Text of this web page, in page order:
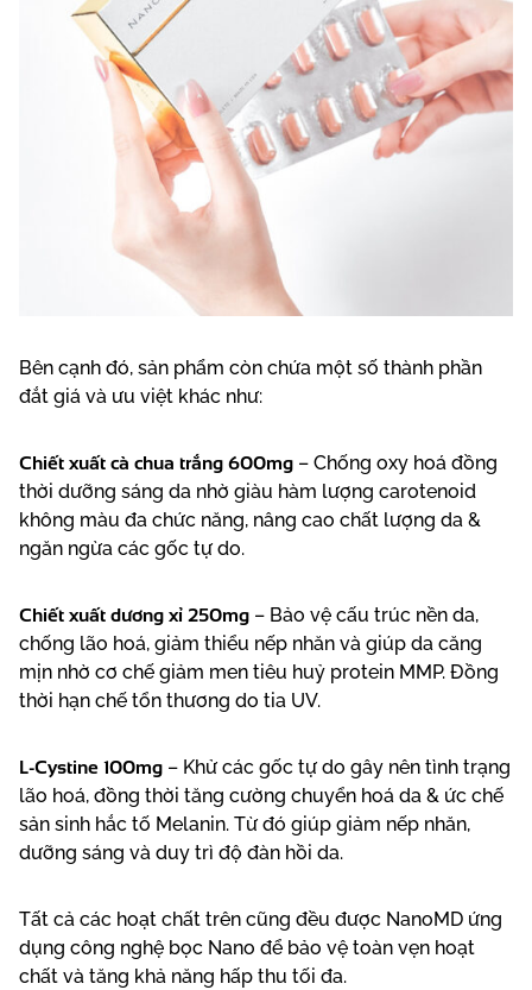
Bên cạnh đó, sản phẩm còn chứa một số thành phần
đắt giá và ưu việt khác như:
Chiết xuất cà chua trắng 600mg – Chống oxy hoá đồng
thời dưỡng sáng da nhờ giàu hàm lượng carotenoid
không màu đa chức năng, nâng cao chất lượng da &
ngăn ngừa các gốc tự do.
Chiết xuất dương xỉ 250mg – Bảo vệ cấu trúc nền da,
chống lão hoá, giảm thiểu nếp nhăn và giúp da căng
mịn nhờ cơ chế giảm men tiêu huỷ protein MMP. Đồng
thời hạn chế tổn thương do tia UV.
L-Cystine 100mg – Khử các gốc tự do gây nên tình trạng
lão hoá, đồng thời tăng cường chuyển hoá da & ức chế
sản sinh hắc tố Melanin. Từ đó giúp giảm nếp nhăn,
dưỡng sáng và duy trì độ đàn hồi da.
Tất cả các hoạt chất trên cũng đều được NanoMD ứng
dụng công nghệ bọc Nano để bảo vệ toàn vẹn hoạt
chất và tăng khả năng hấp thu tối đa.